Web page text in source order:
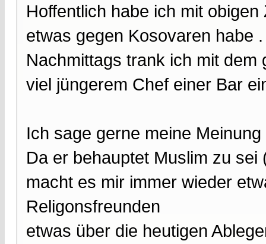
Hoffentlich habe ich mit
etwas gegen Kosovaren habe .
Nachmittags trank ich mit
viel jüngerem Chef einer Bar
Ich sage gerne meine
Da er behauptet Muslim zu
macht es mir immer wieder
Religonsfreunden
etwas über die heutigen